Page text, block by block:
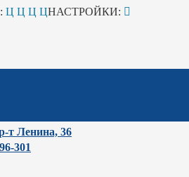
Ц Ц Ц ЦНАСТРОЙКИ:
т Ленина, 36
301